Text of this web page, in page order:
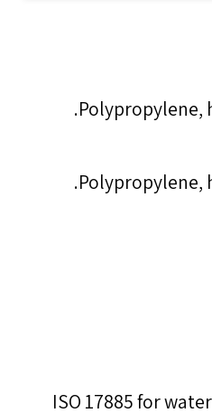
Polypropylene,
Polypropylene,
ISO 17885 for